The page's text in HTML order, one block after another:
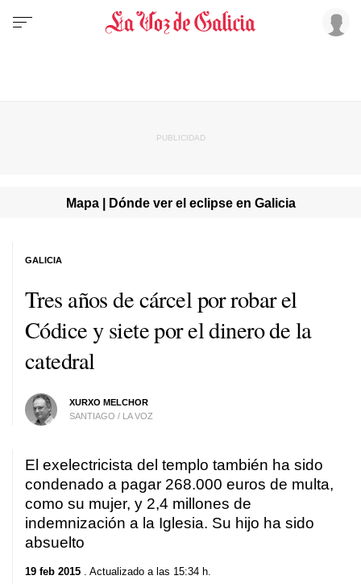
Mapa | Dónde ver el eclipse en Galicia
Tres años de cárcel por robar el
Códice y siete por el dinero de la
catedral
XURXO MELCHOR
SANTIAGO / LA VOZ
GALICIA
El exelectricista del templo también ha sido
condenado a pagar 268.000 euros de multa,
como su mujer, y 2,4 millones de
indemnización a la Iglesia. Su hijo ha sido
absuelto
19 feb 2015 . Actualizado a las 15:34 h.